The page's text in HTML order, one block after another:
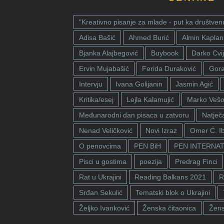
"Kreativno pisanje za mlade - put ka
Adisa Bašić
Ahmed Burić Almin Kaplan
Bjanka Alajbegović
Buybook Darko
Ervin Mujabašić
Ferida Duraković
Intervju
Ivana Golijanin Jasmin Agić
Kritika/esej
Lejla Kalamujić Marko
Međunarodni dan pisaca u zatvoru
Nenad Veličković
Novi Izraz
Omer Ć.
O penovcima
PEN BiH
PEN
Pisci u gostima
poezija Predrag Finci
Rat u Ukrajini
Reading Balkans 2021
Srđan Sekulić
Tematski blok o Ukrajini
Željko Ivanković
Ženska čitaonica